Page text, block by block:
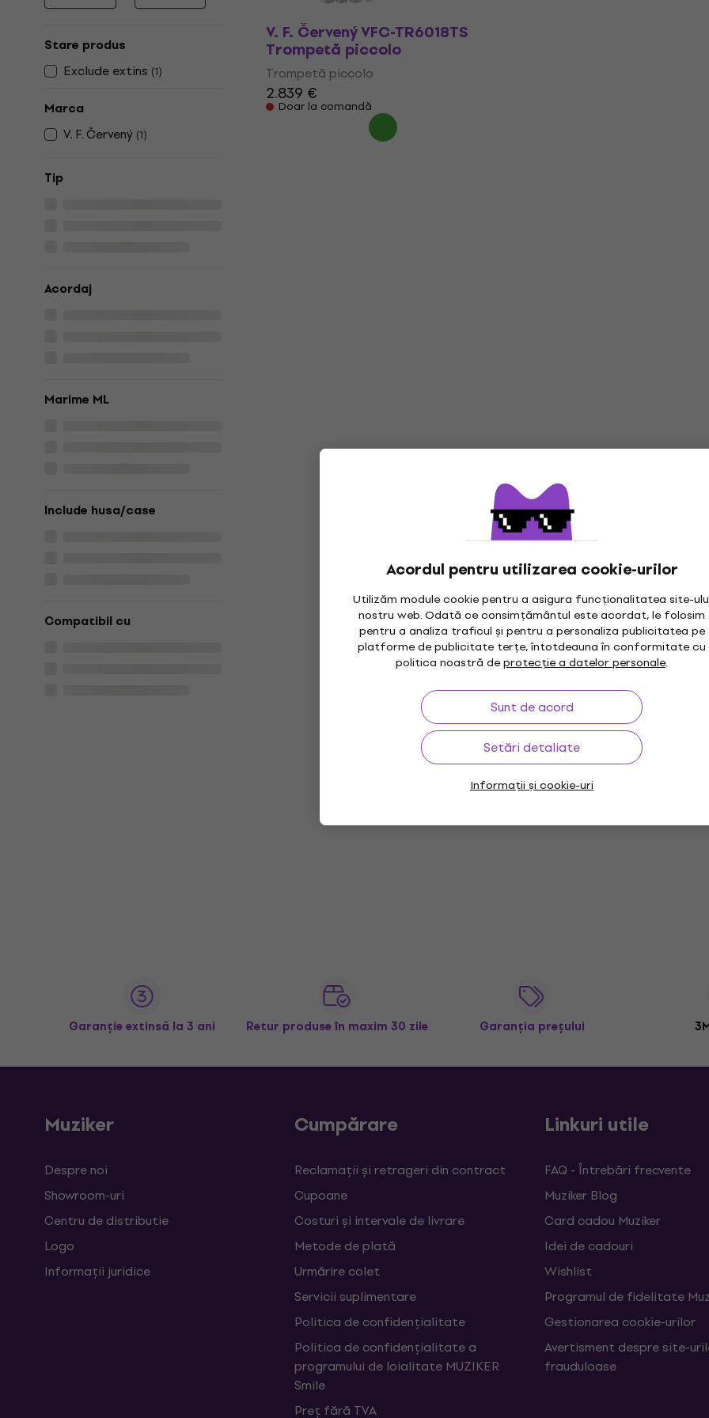
Acordul pentru utilizarea cookie-urilor
Utilizăm module cookie pentru a asigura funcționalitatea site-
nostru web. Odată ce consimțământul este acordat, le folosim
pentru a analiza traficul și pentru a personaliza publicitatea pe
platforme de publicitate terțe, întotdeauna în conformitate cu
politica noastră deprotecție a datelor personale.
Sunt de acord
Setări detaliate
Informații și cookie-uri
Stare produs
Exclude extins (1)
Marca
V. F. Červený (1)
Tip
Acordaj
Marime ML
Include husa/case
Compatibil cu
V. F. Červený VFC-TR6018TS
Trompetă piccolo
Trompetă piccolo
2.839 €
Doar la comandă
Garanție extinsă la 3 ani Retur produse în maxim 30 zile Garanția prețului
Muziker
Despre noi
Showroom-uri
Centru de distributie
Logo
Informații juridice
Cumpărare
Reclamații și retrageri din contract
Cupoane
Costuri și intervale de livrare
Metode de plată
Urmărire colet
Servicii suplimentare
Politica de confidențialitate
Politica de confidențialitate a
programului de loialitate MUZIKER
Smile
Preț fără TVA
Linkuri utile
FAQ - Întrebări frecvente
Muziker Blog
Card cadou Muziker
Idei de cadouri
Wishlist
Programul de fidelitate
Gestionarea cookie-urilor
Avertisment despre site-
frauduloase